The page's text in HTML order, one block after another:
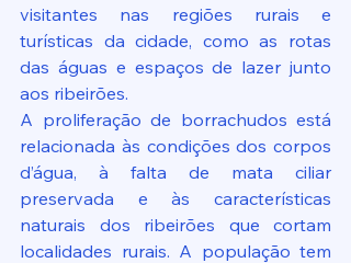
visitantes nas regiões rurais e
turísticas da cidade, como as rotas
das águas e espaços de lazer junto
aos ribeirões.
A proliferação de borrachudos está
relacionada às condições dos corpos
d’água, à falta de mata ciliar
preservada e às características
naturais dos ribeirões que cortam
localidades rurais. A população tem